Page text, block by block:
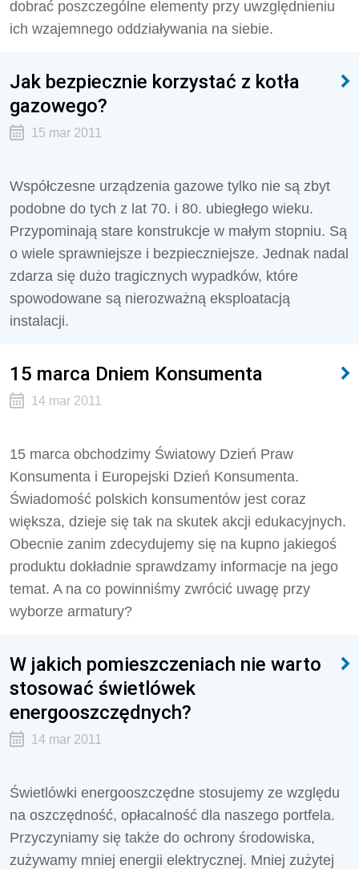
dobrać poszczególne elementy przy uwzględnieniu
ich wzajemnego oddziaływania na siebie.
Jak bezpiecznie korzystać z kotła
gazowego?
15 mar 2011
Współczesne urządzenia gazowe tylko nie są zbyt
podobne do tych z lat 70. i 80. ubiegłego wieku.
Przypominają stare konstrukcje w małym stopniu. Są
o wiele sprawniejsze i bezpieczniejsze. Jednak nadal
zdarza się dużo tragicznych wypadków, które
spowodowane są nierozważną eksploatacją
instalacji.
15 marca Dniem Konsumenta
14 mar 2011
15 marca obchodzimy Światowy Dzień Praw
Konsumenta i Europejski Dzień Konsumenta.
Świadomość polskich konsumentów jest coraz
większa, dzieje się tak na skutek akcji edukacyjnych.
Obecnie zanim zdecydujemy się na kupno jakiegoś
produktu dokładnie sprawdzamy informacje na jego
temat. A na co powinniśmy zwrócić uwagę przy
wyborze armatury?
W jakich pomieszczeniach nie warto
stosować świetlówek
energooszczędnych?
14 mar 2011
Świetlówki energooszczędne stosujemy ze względu
na oszczędność, opłacalność dla naszego portfela.
Przyczyniamy się także do ochrony środowiska,
zużywamy mniej energii elektrycznej. Mniej zużytej